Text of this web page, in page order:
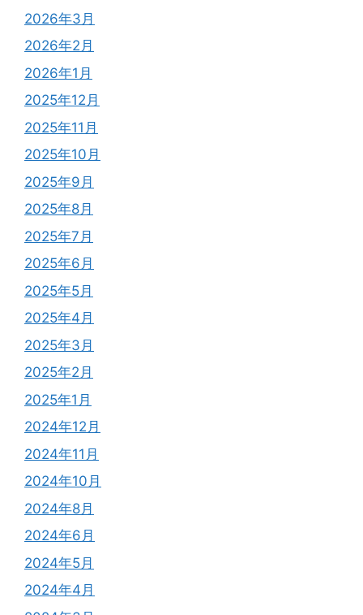
2026年3月
2026年2月
2026年1月
2025年12月
2025年11月
2025年10月
2025年9月
2025年8月
2025年7月
2025年6月
2025年5月
2025年4月
2025年3月
2025年2月
2025年1月
2024年12月
2024年11月
2024年10月
2024年8月
2024年6月
2024年5月
2024年4月